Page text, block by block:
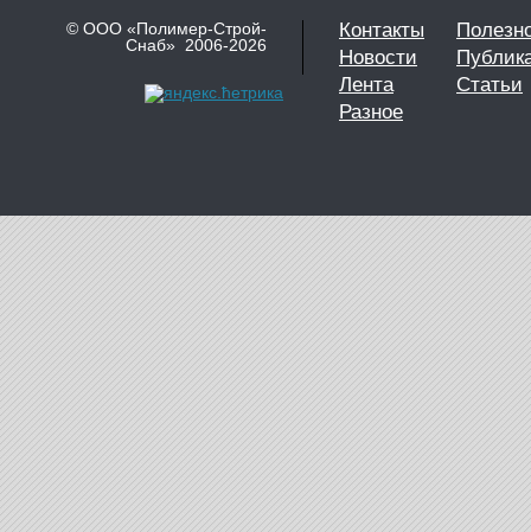
© ООО «Полимер-Строй-
Снаб» 2006-2026
Контакты
Новости
Лента
Статьи
Разное